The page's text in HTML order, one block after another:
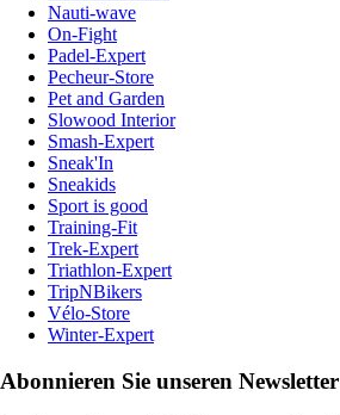
Nauti-wave
On-Fight
Padel-Expert
Pecheur-Store
Pet and Garden
Slowood Interior
Smash-Expert
Sneak'In
Sneakids
Sport is good
Training-Fit
Trek-Expert
Triathlon-Expert
TripNBikers
Vélo-Store
Winter-Expert
Abonnieren Sie unseren Newsletter